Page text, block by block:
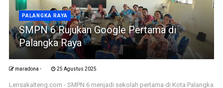
PALANGKA RAYA
SMPN 6 Rujukan Google Pertama di
Palangka Raya
maradona - 25 Agustus 2025
Lensakalteng.com - SMPN 6 menjadi sekolah pertama di Kota Palangka